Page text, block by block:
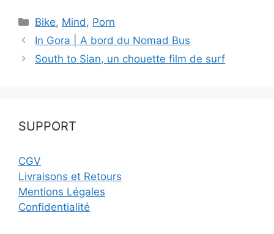
Catégories
Bike, Mind , Porn
In Gora | A bord du Nomad Bus
South to Sian, un chouette film de surf
SUPPORT
CGV
Livraisons et Retours
Mentions Légales
Confidentialité